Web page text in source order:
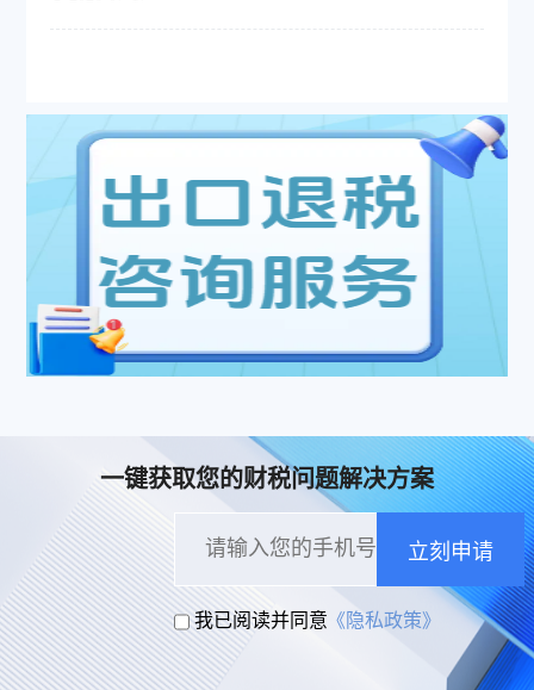
一键获取您的财税问题解决方案
立刻申请
我已阅读并同意 《隐私政策》